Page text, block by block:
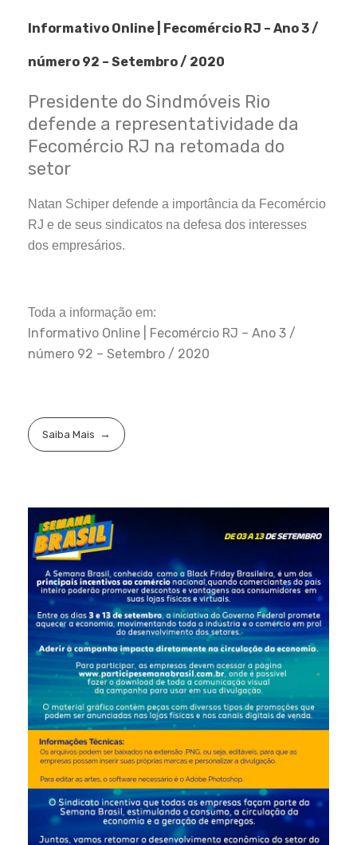
Informativo Online | Fecomércio RJ – Ano 3 /
número 92 – Setembro / 2020
Presidente do Sindmóveis Rio
defende a representatividade da
Fecomércio RJ na retomada do
setor
Natan Schiper defende a importância da Fecomércio
RJ e de seus sindicatos na defesa dos interesses
dos empresários.
Toda a informação em:
Informativo Online | Fecomércio RJ – Ano 3 /
número 92 – Setembro / 2020
Saiba Mais